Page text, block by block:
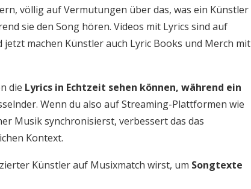
völlig auf Vermutungen über das, was ein Künstler
sie den Song hören. Videos mit Lyrics sind auf
machen Künstler auch Lyric Books und Merch mit
die Lyrics in Echtzeit sehen können, während ein
Wenn du also auf Streaming-Plattformen wie
Musik synchronisierst, verbessert das das
Kontext.
Künstler auf Musixmatch wirst, um Songtexte